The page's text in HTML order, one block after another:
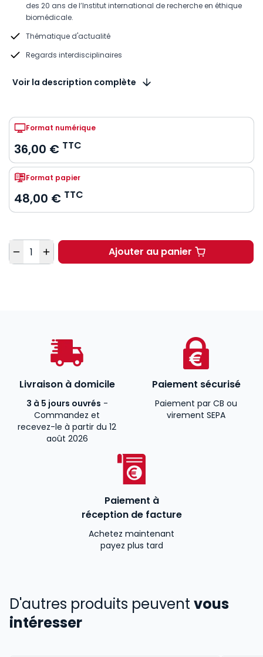
des 20 ans de l’Institut international de recherche en éthique
biomédicale.
Thématique d'actualité
Regards interdisciplinaires
Voir la description complète
Format numérique
36,00 € TTC
Format papier
48,00 € TTC
Quantité Ajouter au panierÉthique, Intégrité
Livraison à domicile
3 à 5 jours ouvrés -
Commandez et
recevez-le à partir du 12
août 2026
Paiement sécurisé
Paiement par CB ou
virement SEPA
Paiement à
réception de facture
Achetez maintenant
payez plus tard
D'autres produits peuvent vous
intéresser